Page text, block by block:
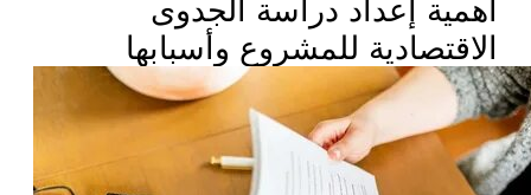
أهمية إعداد دراسة الجدوى
الاقتصادية للمشروع وأسبابها